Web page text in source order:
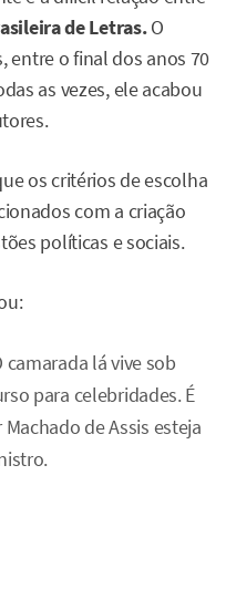
de Letras.O
entre o final dos anos 70
as vezes, ele acabou
os critérios de escolha
com a criação
políticas e sociais.
lá vive sob
para celebridades. É
de Assis esteja